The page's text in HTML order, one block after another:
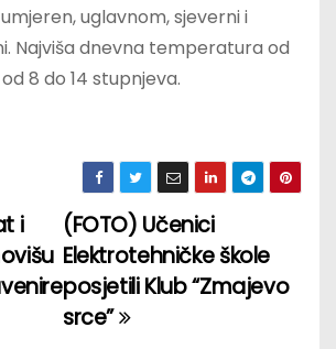
uglavnom, sjeverni i
Najviša dnevna temperatura od
8 do 14 stupnjeva.
(FOTO) Učenici
Elektrotehničke škole
posjetili Klub “Zmajevo
srce”
i